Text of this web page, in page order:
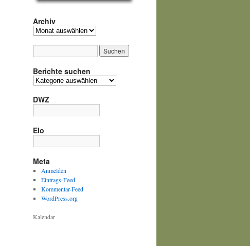
Archiv
Archiv
Berichte suchen
Berichte
DWZ
Elo
Meta
Anmelden
Eintrags-Feed
Kommentar-Feed
WordPress.org
Kalendar